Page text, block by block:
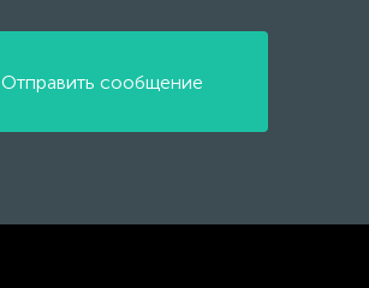
Отправить сообщение